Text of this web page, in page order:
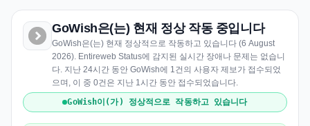
GoWish은(는) 현재 정상 작동 중입니다
GoWish은(는) 현재 정상적으로 작동하고 있습니다 (6 August
2026). Entireweb Status에 감지된 실시간 장애나 문제는 없습니
다. 지난 24시간 동안 GoWish에 1건의 사용자 제보가 접수되었
으며, 이 중 0건은 지난 1시간 동안 접수되었습니다.
GoWish이(가) 정상적으로 작동하고 있습니다